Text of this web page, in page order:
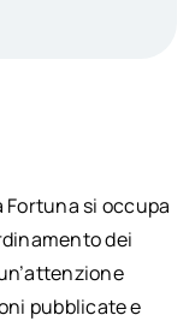
Fortuna si occupa
dei
pubblicate e